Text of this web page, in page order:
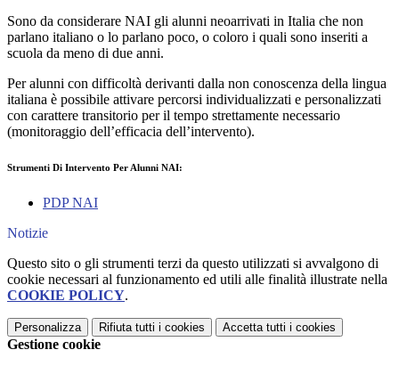
Sono da considerare NAI gli alunni neoarrivati in Italia che non
parlano italiano o lo parlano poco, o coloro i quali sono inseriti a
scuola da meno di due anni.
Per alunni con difficoltà derivanti dalla non conoscenza della lingua
italiana è possibile attivare percorsi individualizzati e personalizzati
con carattere transitorio per il tempo strettamente necessario
(monitoraggio dell’efficacia dell’intervento).
Strumenti Di Intervento Per Alunni NAI:
PDP NAI
Notizie
Questo sito o gli strumenti terzi da questo utilizzati si avvalgono di
cookie necessari al funzionamento ed utili alle finalità illustrate nella
COOKIE POLICY.
Personalizza Rifiuta tutti i cookies Accetta tutti i cookies
Gestione cookie